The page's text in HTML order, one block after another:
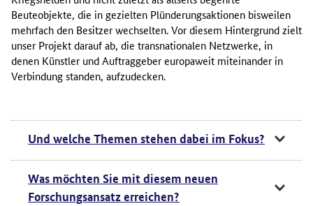
Beuteobjekte, die in gezielten Plünderungsaktionen bisweilen
mehrfach den Besitzer wechselten. Vor diesem Hintergrund zielt
unser Projekt darauf ab, die transnationalen Netzwerke, in
denen Künstler und Auftraggeber europaweit miteinander in
Verbindung standen, aufzudecken.
Und welche Themen stehen dabei im Fokus?
Was möchten Sie mit diesem neuen
Forschungsansatz erreichen?